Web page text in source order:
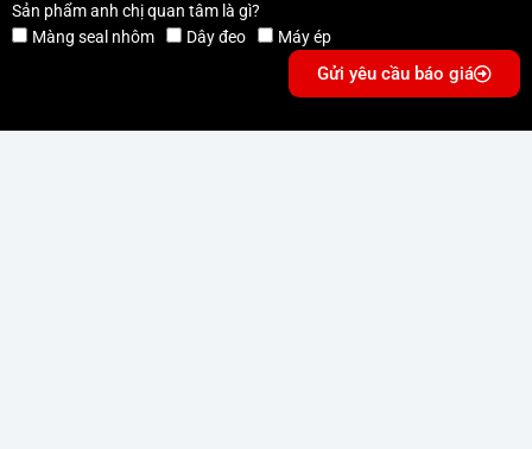
Sản phẩm anh chị quan tâm là gì?
Màng seal nhôm
Dây đeo Máy ép
Gửi yêu cầu báo giá